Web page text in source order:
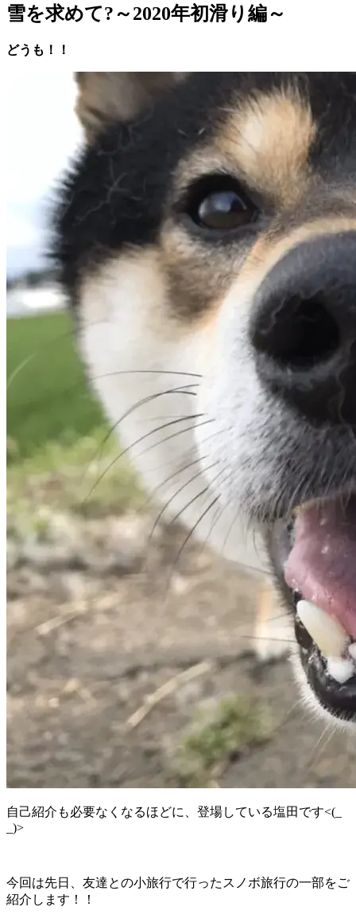
雪を求めて?～2020年初滑り編～
どうも！！
自己紹介も必要なくなるほどに、登場している塩田です<(_
_)>
今回は先日、友達との小旅行で行ったスノボ旅行の一部をご
紹介します！！